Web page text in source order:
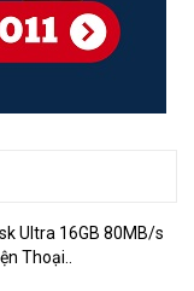
Ultra 16GB 80MB/s
Thoại..